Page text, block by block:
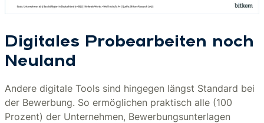
Digitales Probearbeiten noch
Neuland
Andere digitale Tools sind hingegen längst Standard bei
der Bewerbung. So ermöglichen praktisch alle (100
Prozent) der Unternehmen, Bewerbungsunterlagen